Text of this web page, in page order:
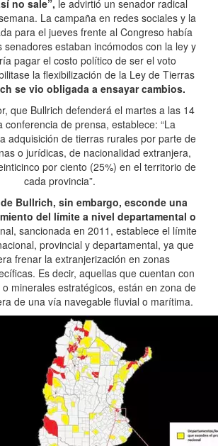
no sale”, le advirtió un senador radical
La campaña en redes sociales y la
para el jueves frente al Congreso había
senadores estaban incómodos con la ley y
pagar el costo político de ser el voto
la flexibilización de la Ley de Tierras
se vio obligada a ensayar cambios.
que Bullrich defenderá el martes a las 14
conferencia de prensa, establece: “La
adquisición de tierras rurales por parte de
o jurídicas, de nacionalidad extranjera,
por ciento (25%) en el territorio de
cada provincia”.
Bullrich, sin embargo, esconde una
del límite a nivel departamental o
sancionada en 2011, establece el límite
provincial y departamental, ya que
frenar la extranjerización en zonas
Es decir, aquellas que cuentan con
minerales estratégicos, están en zona de
de una vía navegable fluvial o marítima.